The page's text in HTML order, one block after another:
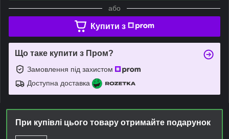
або
Купити з
Що таке купити з Пром?
Замовлення під захистом
Доступна доставка
При купівлі цього товару отримайте подарунок